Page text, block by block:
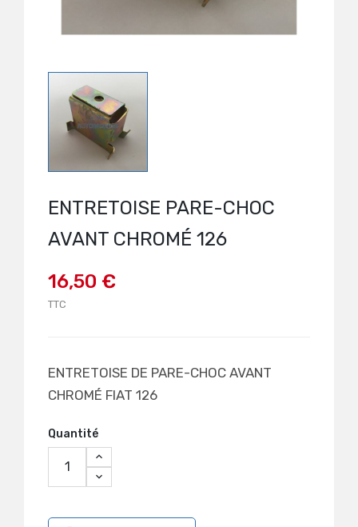
ENTRETOISE PARE-CHOC
AVANT CHROMÉ 126
16,50 €
TTC
ENTRETOISE DE PARE-CHOC AVANT
CHROMÉ FIAT 126
Quantité